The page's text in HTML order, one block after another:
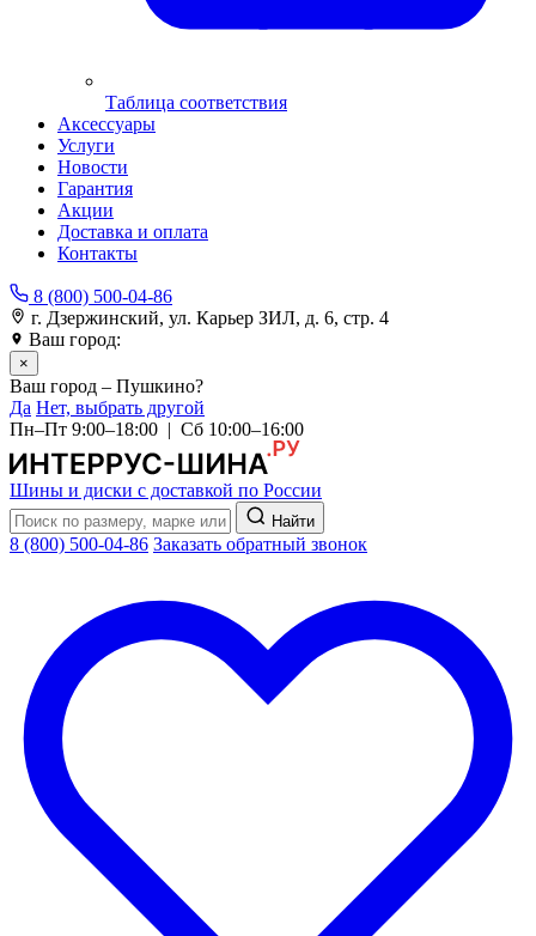
Таблица соответствия
Аксессуары
Услуги
Новости
Гарантия
Акции
Доставка и оплата
Контакты
8 (800) 500-04-86
г. Дзержинский, ул. Карьер ЗИЛ, д. 6, стр. 4
Ваш город:
×
Ваш город – Пушкино?
Да Нет, выбрать другой
Пн–Пт 9:00–18:00 | Сб 10:00–16:00
Шины и диски с доставкой по России
Найти
8 (800) 500-04-86 Заказать обратный звонок